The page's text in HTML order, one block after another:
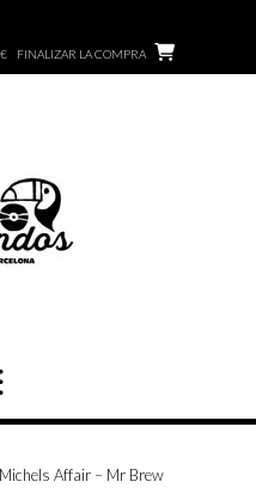
FINALIZAR LA COMPRA
Affair – Mr Brew